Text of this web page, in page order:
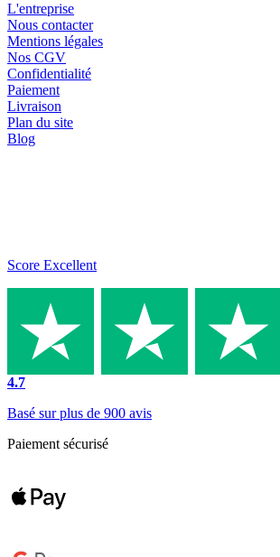
L'entreprise
Nous contacter
Mentions légales
Nos CGV
Confidentialité
Paiement
Livraison
Plan du site
Blog
Score Excellent
4.7
Basé sur plus de 900 avis
Paiement sécurisé